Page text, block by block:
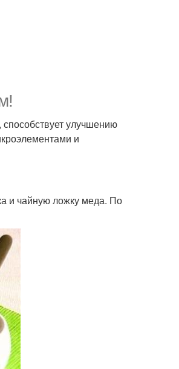
улучшению
и
и чайную ложку меда. По